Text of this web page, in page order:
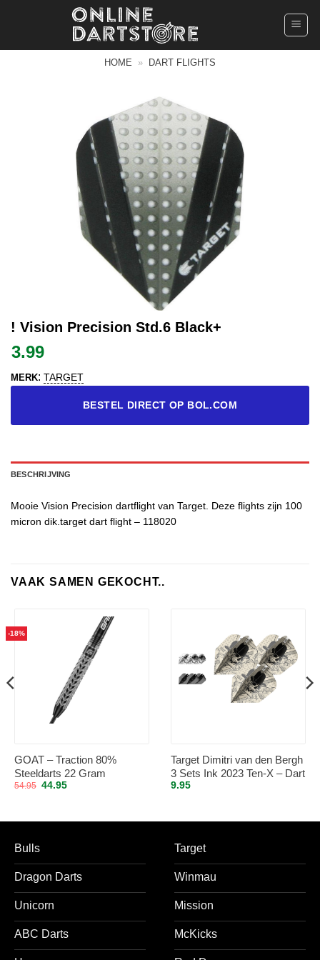
HOME » DART FLIGHTS
! Vision Precision Std.6 Black+
3.99
MERK: TARGET
BESTEL DIRECT OP BOL.COM
BESCHRIJVING
Mooie Vision Precision dartflight van Target. Deze flights zijn 100
micron dik.target dart flight – 118020
VAAK SAMEN GEKOCHT..
-18%
GOAT – Traction 80%
Steeldarts 22 Gram
54.95 Oorspronkelijke
44.95Huidige
Target Dimitri van den Bergh
3 Sets Ink 2023 Ten-X – Dart
Flights
9.95
Bulls
Dragon Darts
Unicorn
ABC Darts
Target
Winmau
Mission
McKicks